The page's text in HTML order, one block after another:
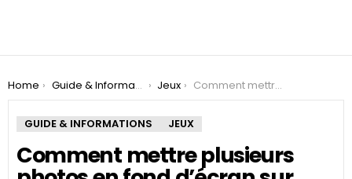
You are here:
Home Guide & Informations Jeux Comment mettre plusieurs photos en fond d’écran sur portable ?
GUIDE & INFORMATIONS JEUX
Comment mettre plusieurs